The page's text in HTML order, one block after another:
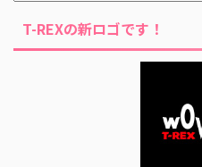
T-REXの新ロゴです！